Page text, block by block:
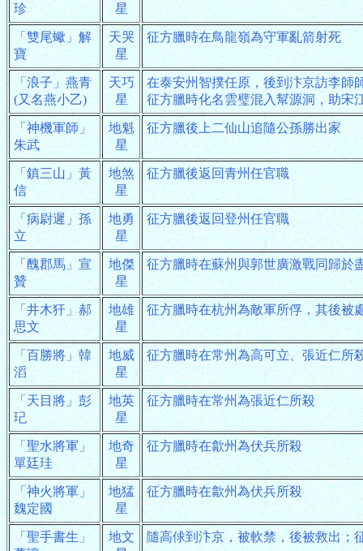
珍
星
「雙尾蠍」解
寶
天哭
星
征方臘時在鳥龍嶺為守軍亂箭射死
「浪子」燕青
(又名燕小乙)
天巧
星
在泰安州智撲任原，後到汴京訪李師
征方臘時化名雲璧混入幫源洞，助宋
「神機軍師」
朱武
地魁
星
征方臘後上二仙山追隨公孫勝出家
「鎮三山」黃
信
地煞
星
征方臘後返回青州任官職
「病尉遲」孫
立
地勇
星
征方臘後返回登州任官職
「醜郡馬」宣
贊
地傑
星
征方臘時在蘇州與郭世廣激戰同歸於
「井木犴」郝
思文
地雄
星
征方臘時在杭州為敵軍所俘，其後被
「百勝將」韓
滔
地威
星
征方臘時在常州為高可立、張近仁所
「天目將」彭
玘
地英
星
征方臘時在常州為張近仁所殺
「聖水將軍」
單廷珪
地奇
星
征方臘時在歙州為伏兵所殺
「神火將軍」
魏定國
地猛
星
征方臘時在歙州為伏兵所殺
「聖手書生」
地文
隨高俅到汴京，被軟禁，後被救出；